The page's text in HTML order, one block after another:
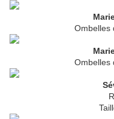
Ombelles
Ombelles